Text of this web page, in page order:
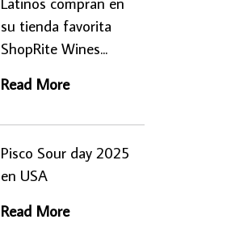
su tienda favorita
ShopRite Wines...
Read More
Pisco Sour day 2025
en USA
Read More